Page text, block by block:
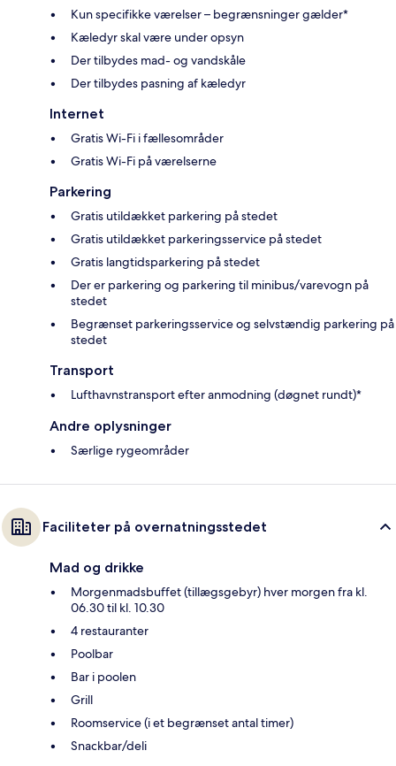
Kun specifikke værelser – begrænsninger gælder*
Kæledyr skal være under opsyn
Der tilbydes mad- og vandskåle
Der tilbydes pasning af kæledyr
Internet
Gratis Wi-Fi i fællesområder
Gratis Wi-Fi på værelserne
Parkering
Gratis utildækket parkering på stedet
Gratis utildækket parkeringsservice på stedet
Gratis langtidsparkering på stedet
Der er parkering og parkering til minibus/varevogn på
stedet
Begrænset parkeringsservice og selvstændig parkering på
stedet
Transport
Lufthavnstransport efter anmodning (døgnet rundt)*
Andre oplysninger
Særlige rygeområder
Faciliteter på overnatningsstedet
Mad og drikke
Morgenmadsbuffet (tillægsgebyr) hver morgen fra kl.
06.30 til kl. 10.30
4 restauranter
Poolbar
Bar i poolen
Grill
Roomservice (i et begrænset antal timer)
Snackbar/deli